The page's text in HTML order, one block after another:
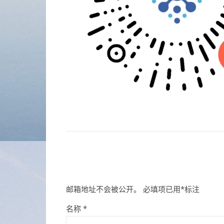
邮箱地址不会被公开。 必填项已用*标注
名称 *